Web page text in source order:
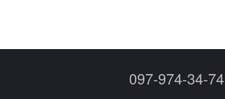
097-974-34-74